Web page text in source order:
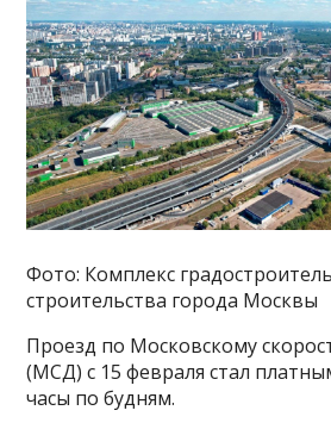
Фото: Комплекс
строительства города Москвы
Проезд по Московскому
(МСД) с 15 февраля стал
часы по будням.